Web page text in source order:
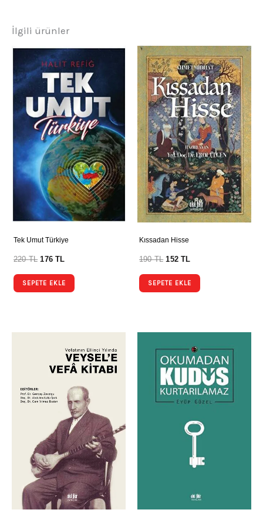
İlgili ürünler
Tek Umut Türkiye
220TL 176TL
SEPETE EKLE
Kıssadan Hisse
190TL 152TL
SEPETE EKLE